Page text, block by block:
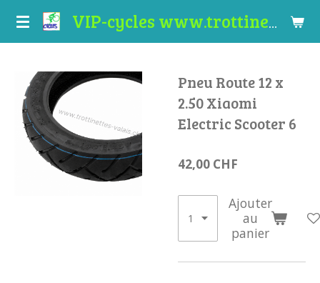
Passer
VIP-cycles www.trottinettes-valais.ch
Pneu Route 12 x
2.50 Xiaomi
Electric Scooter 6
42,00 CHF
Ajouter
au
panier